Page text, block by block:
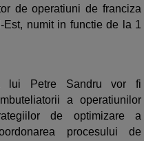
de operatiuni de franciza
numit in functie de la 1
lui Petre Sandru vor fi
a operatiunilor
de optimizare a
procesului de